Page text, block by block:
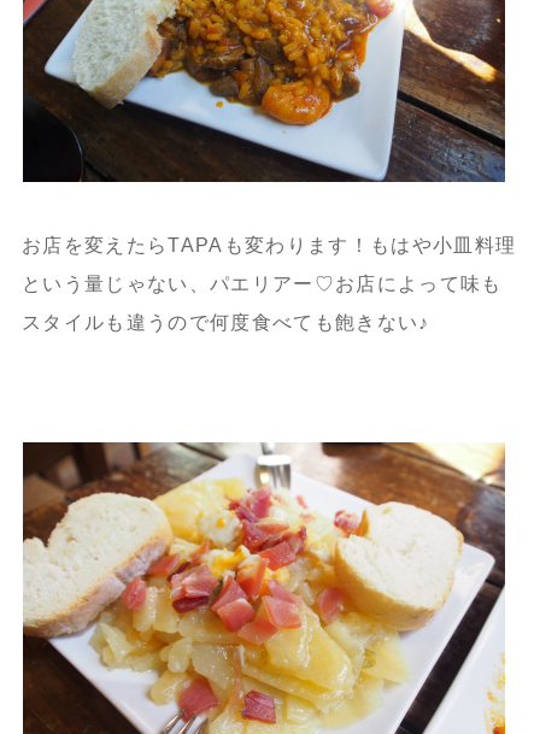
お店を変えたらTAPAも変わります！もはや小皿料理
という量じゃない、パエリアー♡お店によって味も
スタイルも違うので何度食べても飽きない♪